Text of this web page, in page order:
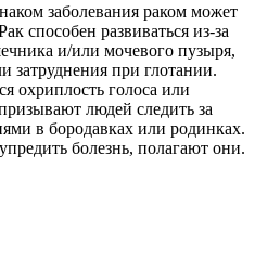
заболевания раком может
способен развиваться из-за
и/или мочевого пузыря,
затруднения при глотании.
охриплость голоса или
людей следить за
в бородавках или родинках.
болезнь, полагают они.